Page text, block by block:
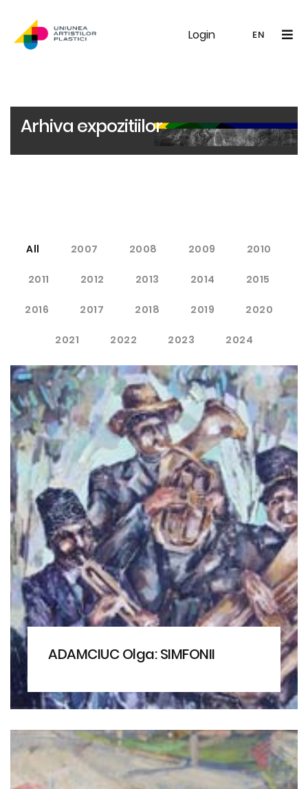
Login EN
UAP Galerie Noutăți
Arhiva expozitiilor
All 2007 2008 2009 2010
2011 2012 2013 2014 2015
2016 2017 2018 2019 2020
2021 2022 2023 2024
ADAMCIUC Olga: SIMFONII